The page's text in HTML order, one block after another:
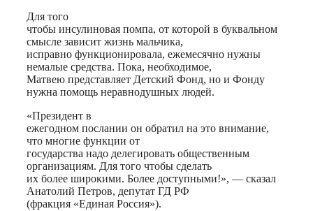
Для того
чтобы инсулиновая помпа, от которой в буквальном
смысле зависит жизнь мальчика,
исправно функционировала, ежемесячно нужны
немалые средства. Пока, необходимое,
Матвею представляет Детский Фонд, но и Фонду
нужна помощь неравнодушных людей.
«Президент в
ежегодном послании он обратил на это внимание,
что многие функции от
государства надо делегировать общественным
организациям. Для того чтобы сделать
их более широкими. Более доступными!», — сказал
Анатолий Петров, депутат ГД РФ
(фракция «Единая Россия»).